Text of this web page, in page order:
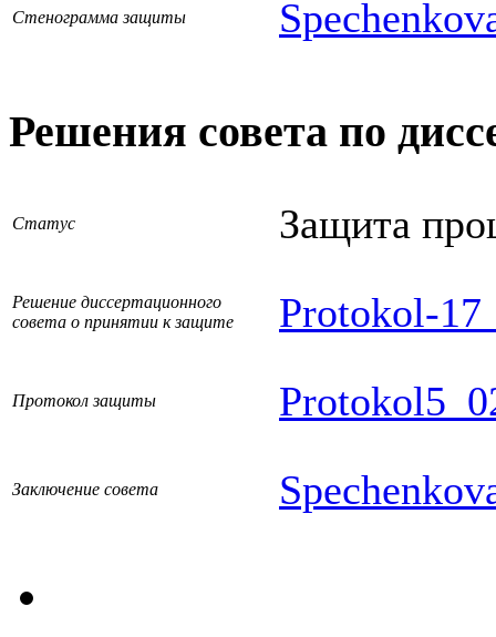
Стенограмма защиты
Решения совета по
Статус Защита
Решение диссертационного
совета о принятии к защите
Protokol-
Протокол защиты
Заключение совета